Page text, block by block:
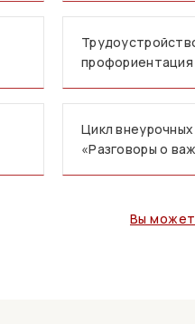
профориентация
Цикл внеурочных
«Разговоры о
Вы